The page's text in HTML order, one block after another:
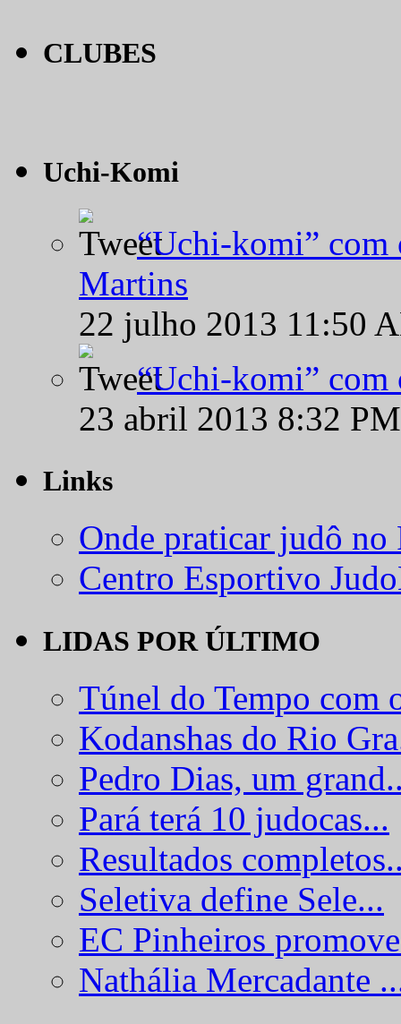
CLUBES
Uchi-Komi
“Uchi-komi” com
Martins
22 julho 2013 11:50
“Uchi-komi” com
23 abril 2013 8:32
Links
Onde praticar judô
Centro Esportivo
LIDAS POR ÚLTIMO
Túnel do Tempo com
Kodanshas do Rio
Pedro Dias, um
Pará terá 10 judocas...
Resultados
Seletiva define Sele...
EC Pinheiros
Nathália Mercadante